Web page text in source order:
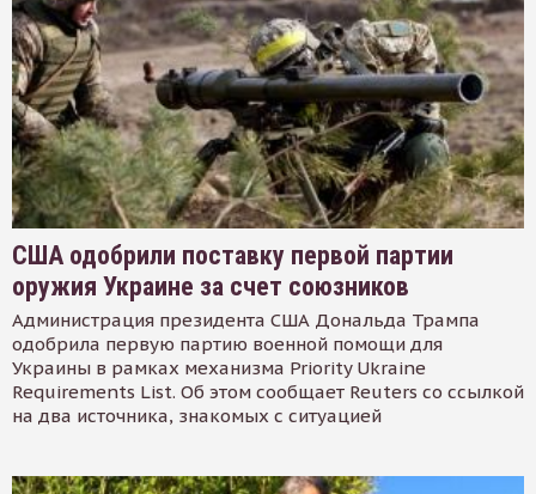
США одобрили поставку первой партии
оружия Украине за счет союзников
Администрация президента США Дональда Трампа
одобрила первую партию военной помощи для
Украины в рамках механизма Priority Ukraine
Requirements List. Об этом сообщает Reuters со ссылкой
на два источника, знакомых с ситуацией